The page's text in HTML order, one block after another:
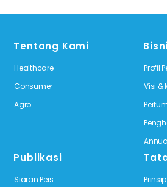
Tentang Kami
Healthcare
Consumer
Agro
Profil
Visi &
Publikasi
Siaran Pers